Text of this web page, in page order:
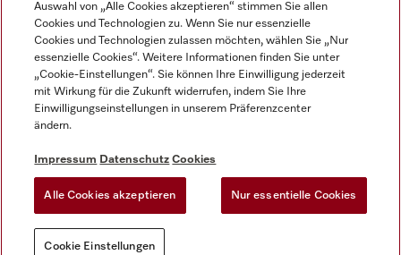
Impressum
AGB
Datenschutz
Nutzungsbedigungen
EU-Gesetzen über digitale Dienste
Auswahl von „Alle Cookies akzeptieren“ stimmen Sie allen
Cookies und Technologien zu. Wenn Sie nur essenzielle
Cookies und Technologien zulassen möchten, wählen Sie „Nur
essenzielle Cookies“. Weitere Informationen finden Sie unter
„Cookie-Einstellungen“. Sie können Ihre Einwilligung jederzeit
mit Wirkung für die Zukunft widerrufen, indem Sie Ihre
Einwilligungseinstellungen in unserem Präferenzcenter
ändern.
Impressum Datenschutz Cookies
Alle Cookies akzeptieren Nur essentielle Cookies
Cookie Einstellungen